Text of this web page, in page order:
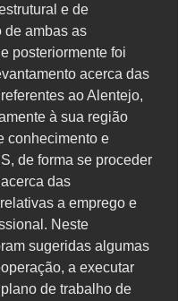
e de
de ambas as
posteriormente foi
acerca das
ao Alentejo,
à sua região
conhecimento e
de forma se proceder
das
a emprego e
Neste
sugeridas algumas
a executar
de trabalho de